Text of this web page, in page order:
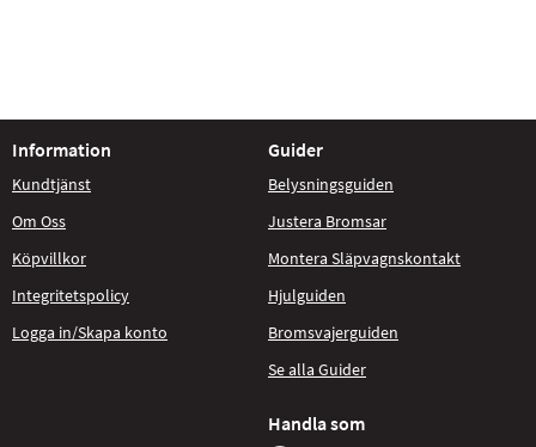
Information
Kundtjänst
Om Oss
Köpvillkor
Integritetspolicy
Logga in/Skapa konto
Guider
Belysningsguiden
Justera Bromsar
Montera Släpvagnskontakt
Hjulguiden
Bromsvajerguiden
Se alla Guider
Handla som